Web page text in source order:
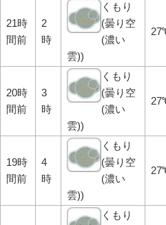
21時
間前
2
時
くもり
(曇り空
(濃い
雲))
20時
間前
3
時
くもり
(曇り空
(濃い
雲))
19時
間前
4
時
くもり
(曇り空
(濃い
雲))
くもり